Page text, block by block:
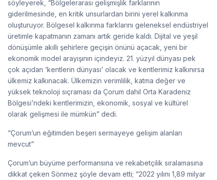
söyleyerek, “Bölgelerarası gelişmişlik farklarının
giderilmesinde, en kritik unsurlardan birini yerel kalkınma
oluşturuyor. Bölgesel kalkınma farklarını geleneksel endüstriyel
üretimle kapatmanın zamanı artık geride kaldı. Dijital ve yeşil
dönüşümle akıllı şehirlere geçişin önünü açacak, yeni bir
ekonomik model arayışının içindeyiz. 21. yüzyıl dünyası pek
çok açıdan ‘kentlerin dünyası’ olacak ve kentlerimiz kalkınırsa
ülkemiz kalkınacak. Ülkemizin verimlilik, katma değer ve
yüksek teknoloji sıçraması da Çorum dahil Orta Karadeniz
Bölgesi’ndeki kentlerimizin, ekonomik, sosyal ve kültürel
olarak gelişmesi ile mümkün” dedi.
“Çorum’un eğitimden beşeri sermayeye gelişim alanları
mevcut”
Çorum’un büyüme performansına ve rekabetçilik sıralamasına
dikkat çeken Sönmez şöyle devam etti; “2022 yılını 1,89 milyar